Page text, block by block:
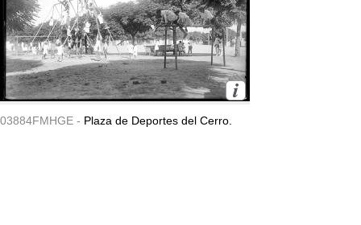
03884FMHGE - Plaza de Deportes del Cerro.